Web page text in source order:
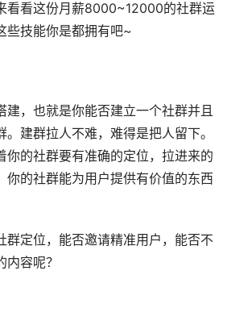
看看这份月薪8000~12000的社群运
些技能你是都拥有吧~
建，也就是你能否建立一个社群并且
建群拉人不难，难得是把人留下。
你的社群要有准确的定位，拉进来的
你的社群能为用户提供有价值的东西
群定位，能否邀请精准用户，能否不
容呢？